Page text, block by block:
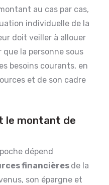
au cas par cas,
individuelle de la
doit veiller à allouer
la personne sous
besoins courants, en
et de son cadre
le montant de
dépend
financières de la
son épargne et